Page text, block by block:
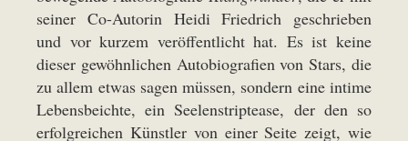
seiner Co-Autorin Heidi Friedrich geschrieben
und vor kurzem veröffentlicht hat. Es ist keine
dieser gewöhnlichen Autobiografien von Stars, die
zu allem etwas sagen müssen, sondern eine intime
Lebensbeichte, ein Seelenstriptease, der den so
erfolgreichen Künstler von einer Seite zeigt, wie